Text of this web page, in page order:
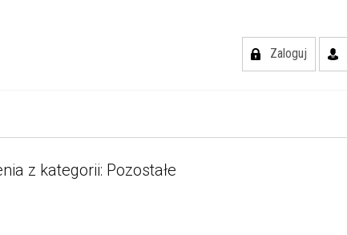
Zaloguj
z kategorii: Pozostałe